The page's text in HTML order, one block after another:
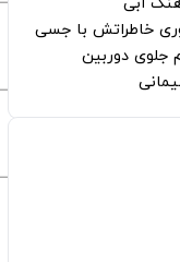
خاطراتش با جسی
جلوی دوربین